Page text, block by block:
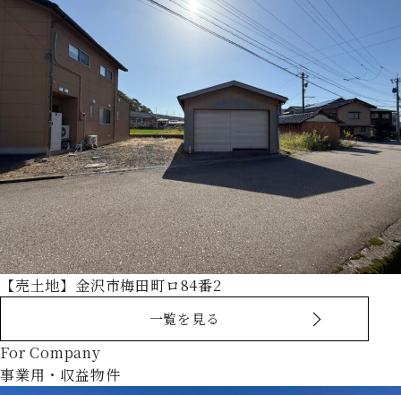
【売土地】金沢市梅田町ロ84番2
一覧を見る
For Company
事業用・収益物件